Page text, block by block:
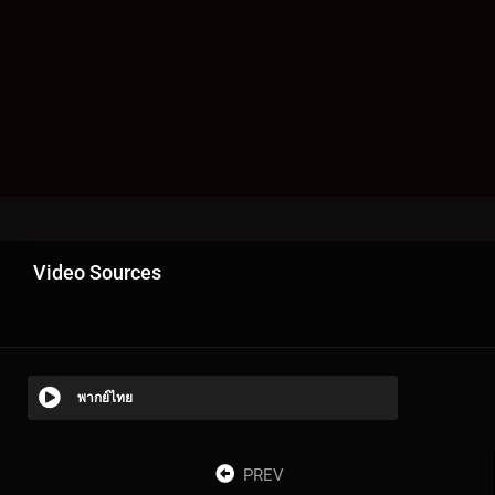
Video Sources
พากย์ไทย
PREV